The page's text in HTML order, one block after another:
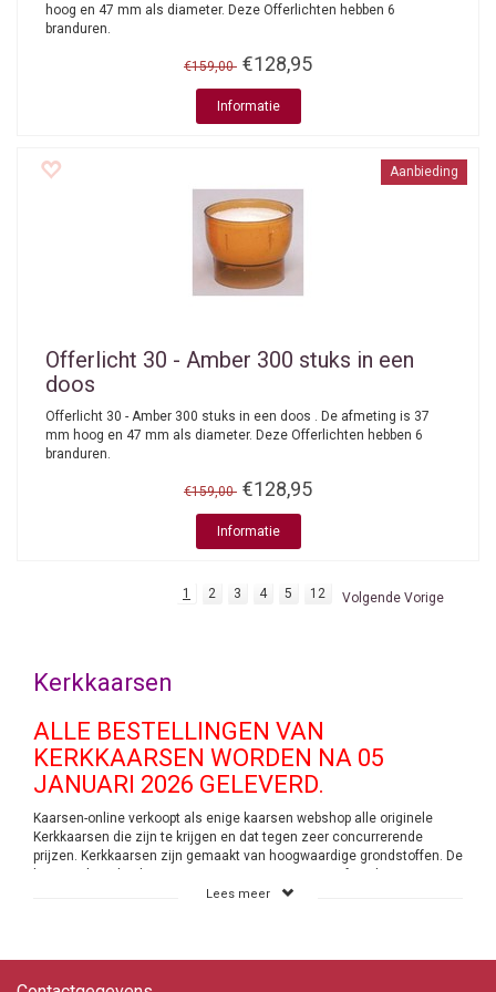
hoog en 47 mm als diameter. Deze Offerlichten hebben 6
branduren.
€159,00 €128,95
Informatie
Aanbieding
Offerlicht 30 - Amber 300 stuks in een
doos
Offerlicht 30 - Amber 300 stuks in een doos . De afmeting is 37
mm hoog en 47 mm als diameter. Deze Offerlichten hebben 6
branduren.
€159,00 €128,95
Informatie
1 2 3 4 5 12 Volgende Vorige
Kerkkaarsen
ALLE BESTELLINGEN VAN
KERKKAARSEN WORDEN NA 05
JANUARI 2026 GELEVERD.
Kaarsen-online verkoopt als enige kaarsen webshop alle originele
Kerkkaarsen die zijn te krijgen en dat tegen zeer concurrerende
prijzen. Kerkkaarsen zijn gemaakt van hoogwaardige grondstoffen. De
in meer dan 50 verschillende maten te krijgen en hebben allemaal
aangestoken. Maar dat is verleden tijd. Steeds meer particulieren
Lees meer